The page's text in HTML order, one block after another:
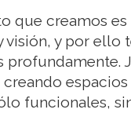
que creamos
visión, y por ello
profundamente.
funcionales,